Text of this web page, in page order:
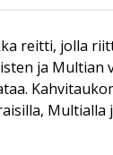
reitti, jolla
ja Multian
Multialla